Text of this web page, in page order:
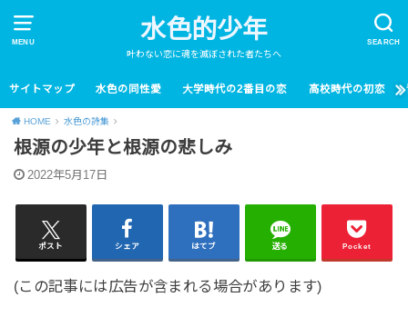
MENU SEARCH
水色的少年
叶わない恋に魂を滅ぼされた者たちへ
サイトマップ 水色の同性愛 大学時代の2番目の恋 高校時代の初恋
HOME 水色の詩集
根源の少年と根源の悲しみ
2022年5月17日
ポスト シェア はてブ 送る Pocket
(この記事には広告が含まれる場合があります)